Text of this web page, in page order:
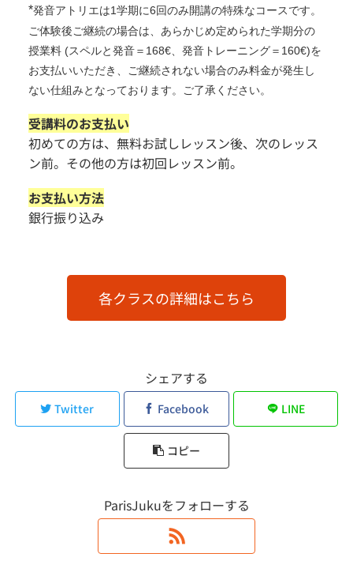
*発音アトリエは1学期に6回のみ開講の特殊なコースです。
ご体験後ご継続の場合は、あらかじめ定められた学期分の
授業料 (スペルと発音＝168€、発音トレーニング＝160€)を
お支払いいただき、ご継続されない場合のみ料金が発生し
ない仕組みとなっております。ご了承ください。
受講料のお支払い
初めての方は、無料お試しレッスン後、次のレッス
ン前。その他の方は初回レッスン前。
お支払い方法
銀行振り込み
各クラスの詳細はこちら
シェアする
Twitter Facebook LINE
コピー
ParisJukuをフォローする